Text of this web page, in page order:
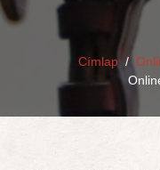
Címlap/